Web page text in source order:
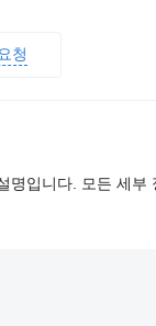
청
명입니다. 모든 세부